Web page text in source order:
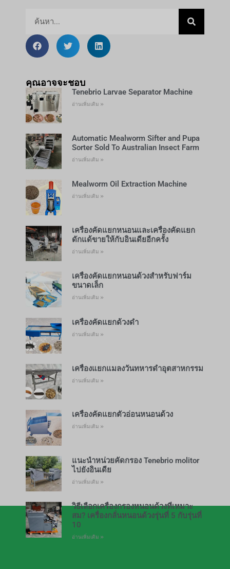
คุณอาจจะชอบ
Tenebrio Larvae Separator Machine
อ่านเพิ่มเติม »
Automatic Mealworm Sifter and Pupa
Sorter Sold To Australian Insect Farm
อ่านเพิ่มเติม »
Mealworm Oil Extraction Machine
อ่านเพิ่มเติม »
เครื่องคัดแยกหนอนและเครื่องคัดแยก
ดักแด้ขายให้กับอินเดียอีกครั้ง
อ่านเพิ่มเติม »
เครื่องคัดแยกหนอนด้วงสำหรับฟาร์ม
ขนาดเล็ก
อ่านเพิ่มเติม »
เครื่องคัดแยกด้วงดำ
อ่านเพิ่มเติม »
เครื่องแยกแมลงวันทหารดำอุตสาหกรรม
อ่านเพิ่มเติม »
เครื่องคัดแยกตัวอ่อนหนอนด้วง
อ่านเพิ่มเติม »
แนะนำหน่วยคัดกรอง Tenebrio molitor
ไปยังอินเดีย
อ่านเพิ่มเติม »
วิธีเลือกเครื่องกรองหนอนด้วงที่เหมาะ
สม? เครื่องกลั่นหนอนด้วงรุ่นที่ 5 กับรุ่นที่
10
อ่านเพิ่มเติม »